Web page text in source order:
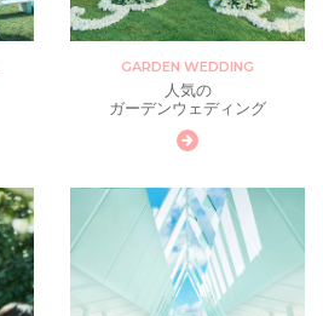
GARDEN WEDDING
人気の
ガーデンウェディング